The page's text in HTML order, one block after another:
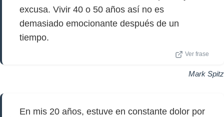
excusa. Vivir 40 o 50 años así no es
demasiado emocionante después de un
tiempo.
Ver frase
Mark Spitz
En mis 20 años, estuve en constante dolor por